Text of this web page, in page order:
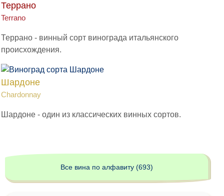
Террано
Terrano
Террано - винный сорт винограда итальянского
происхождения.
Шардоне
Chardonnay
Шардоне - один из классических винных сортов.
Все вина по алфавиту (693)